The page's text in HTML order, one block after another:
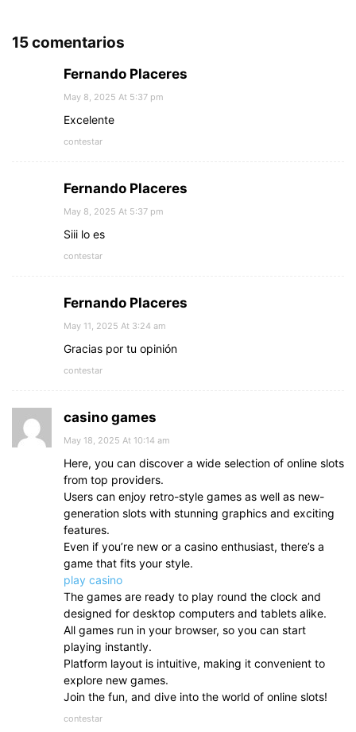
15 comentarios
Fernando Placeres
May 8, 2025 At 5:37 pm
Excelente
contestar
Fernando Placeres
May 8, 2025 At 5:37 pm
Siii lo es
contestar
Fernando Placeres
May 11, 2025 At 3:24 am
Gracias por tu opinión
contestar
casino games
May 18, 2025 At 10:14 am
Here, you can discover a wide selection of online slots
from top providers.
Users can enjoy retro-style games as well as new-
generation slots with stunning graphics and exciting
features.
Even if you’re new or a casino enthusiast, there’s a
game that fits your style.
play casino
The games are ready to play round the clock and
designed for desktop computers and tablets alike.
All games run in your browser, so you can start
playing instantly.
Platform layout is intuitive, making it convenient to
explore new games.
Join the fun, and dive into the world of online slots!
contestar